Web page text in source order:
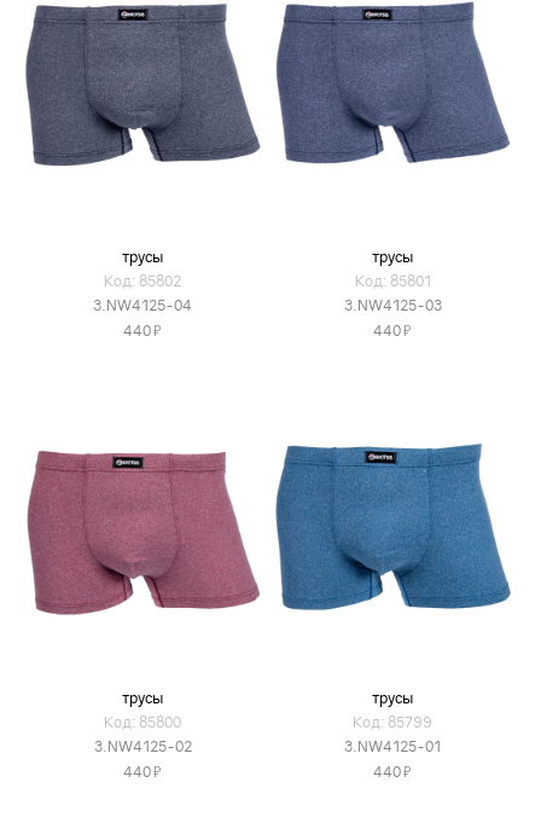
трусы
Код: 85802
3.NW4125-04
440Я
трусы
Код: 85801
3.NW4125-03
440Я
трусы
Код: 85800
3.NW4125-02
440Я
трусы
Код: 85799
3.NW4125-01
440Я